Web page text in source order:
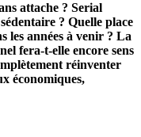
attache ? Serial
? Quelle place
les années à venir ? La
fera-t-elle encore sens
réinventer
économiques,